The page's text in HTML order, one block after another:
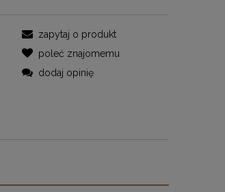
zapytaj o produkt
poleć znajomemu
dodaj opinię